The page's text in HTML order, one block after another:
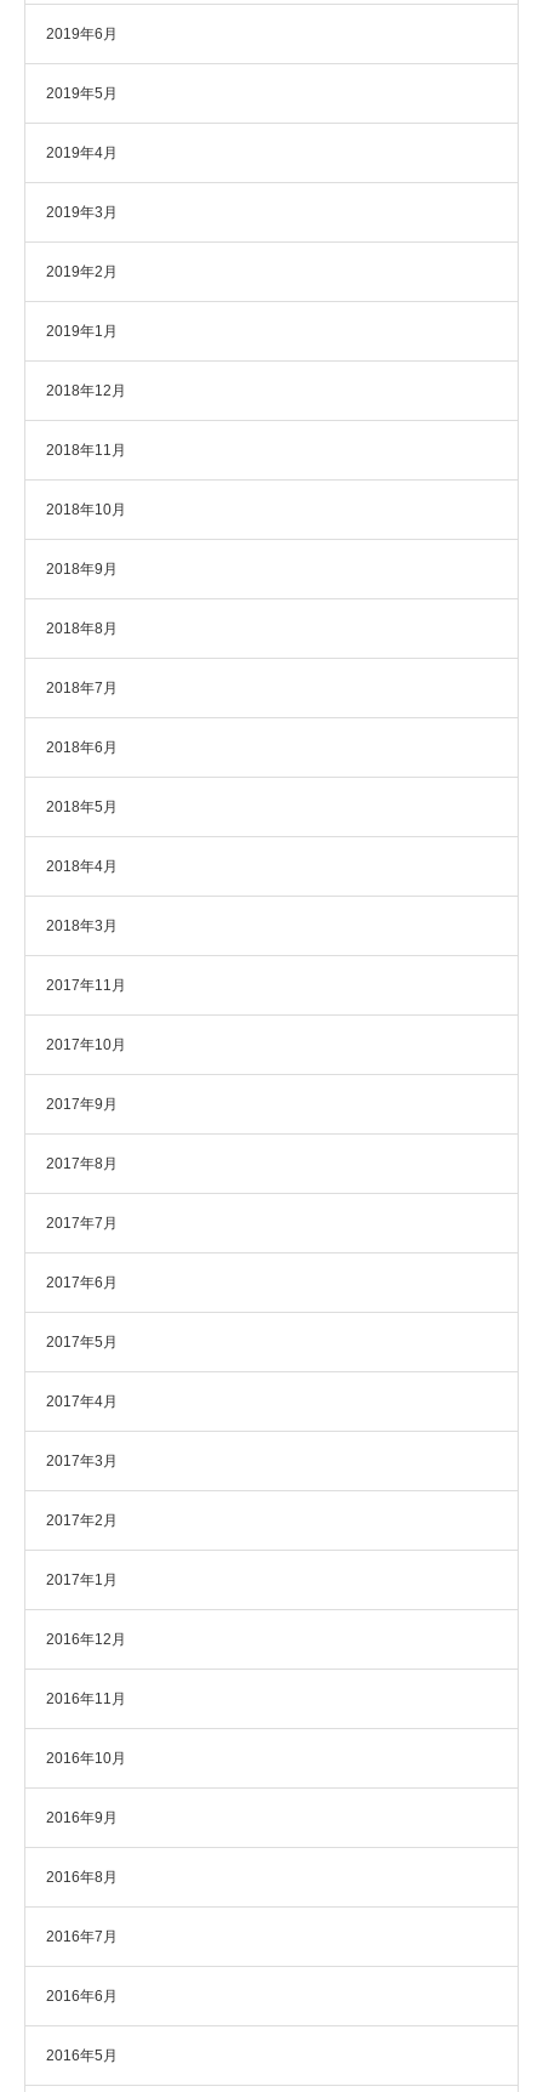
2019年6月
2019年5月
2019年4月
2019年3月
2019年2月
2019年1月
2018年12月
2018年11月
2018年10月
2018年9月
2018年8月
2018年7月
2018年6月
2018年5月
2018年4月
2018年3月
2017年11月
2017年10月
2017年9月
2017年8月
2017年7月
2017年6月
2017年5月
2017年4月
2017年3月
2017年2月
2017年1月
2016年12月
2016年11月
2016年10月
2016年9月
2016年8月
2016年7月
2016年6月
2016年5月